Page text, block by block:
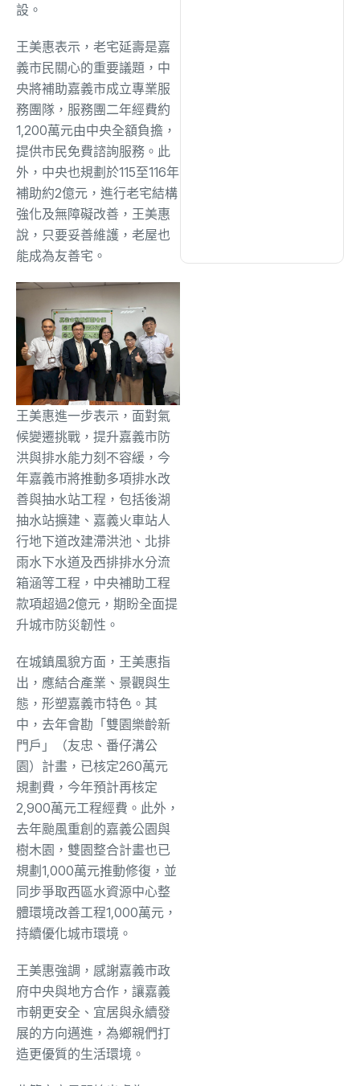
設。
王美惠表示，老宅延壽是嘉
義市民關心的重要議題，中
央將補助嘉義市成立專業服
務團隊，服務團二年經費約
1,200萬元由中央全額負擔，
提供市民免費諮詢服務。此
外，中央也規劃於115至116年
補助約2億元，進行老宅結構
強化及無障礙改善，王美惠
說，只要妥善維護，老屋也
能成為友善宅。
王美惠進一步表示，面對氣
候變遷挑戰，提升嘉義市防
洪與排水能力刻不容緩，今
年嘉義市將推動多項排水改
善與抽水站工程，包括後湖
抽水站擴建、嘉義火車站人
行地下道改建滯洪池、北排
雨水下水道及西排排水分流
箱涵等工程，中央補助工程
款項超過2億元，期盼全面提
升城市防災韌性。
在城鎮風貌方面，王美惠指
出，應結合產業、景觀與生
態，形塑嘉義市特色。其
中，去年會勘「雙園樂齡新
門戶」（友忠、番仔溝公
園）計畫，已核定260萬元
規劃費，今年預計再核定
2,900萬元工程經費。此外，
去年颱風重創的嘉義公園與
樹木園，雙園整合計畫也已
規劃1,000萬元推動修復，並
同步爭取西區水資源中心整
體環境改善工程1,000萬元，
持續優化城市環境。
王美惠強調，感謝嘉義市政
府中央與地方合作，讓嘉義
市朝更安全、宜居與永續發
展的方向邁進，為鄉親們打
造更優質的生活環境。